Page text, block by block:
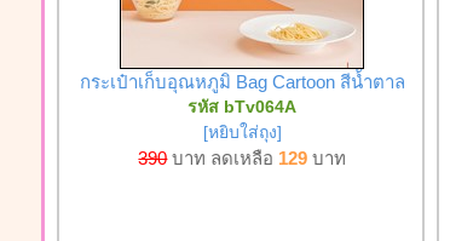
กระเป๋าเก็บอุณหภูมิ Bag Cartoon สีน้ำตาล
รหัส bTv064A
[หยิบใส่ถุง]
390บาท ลดเหลือ 129 บาท